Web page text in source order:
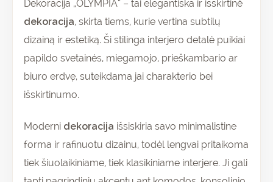
Dekoracija „OLYMPIA“ – tai elegantiška ir išskirtinė
dekoracija, skirta tiems, kurie vertina subtilų
dizainą ir estetiką. Ši stilinga interjero detalė puikiai
papildo svetainės, miegamojo, prieškambario ar
biuro erdvę, suteikdama jai charakterio bei
išskirtinumo.
Moderni dekoracija išsiskiria savo minimalistine
forma ir rafinuotu dizainu, todėl lengvai pritaikoma
tiek šiuolaikiniame, tiek klasikiniame interjere. Ji gali